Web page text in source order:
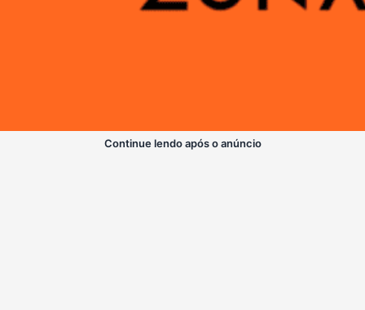
Continue lendo após o anúncio